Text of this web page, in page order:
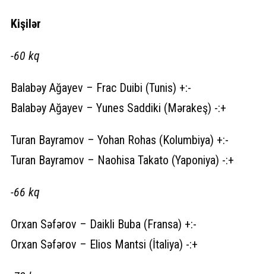
Kişilər
-60 kq
Balabəy Ağayev – Frac Duibi (Tunis) +:-
Balabəy Ağayev – Yunes Saddiki (Mərakeş) -:+
Turan Bayramov – Yohan Rohas (Kolumbiya) +:-
Turan Bayramov – Naohisa Takato (Yaponiya) -:+
-66 kq
Orxan Səfərov – Daikli Buba (Fransa) +:-
Orxan Səfərov – Elios Mantsi (İtaliya) -:+